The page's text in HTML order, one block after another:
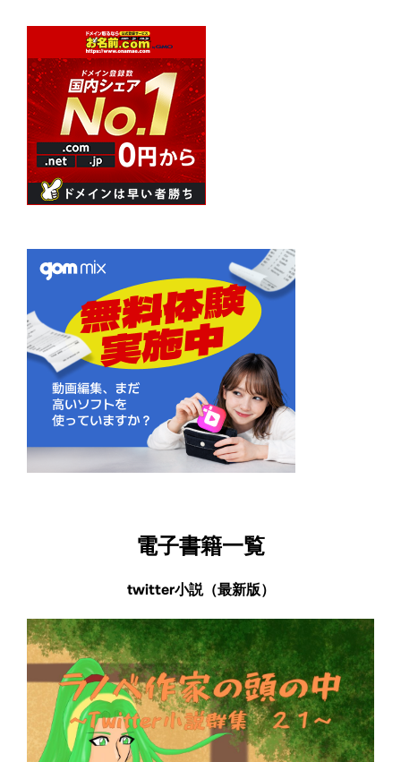
電子書籍一覧
twitter小説（最新版）